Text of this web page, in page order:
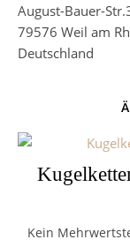
August-Bauer-
79576 Weil am
Deutschland
Kein